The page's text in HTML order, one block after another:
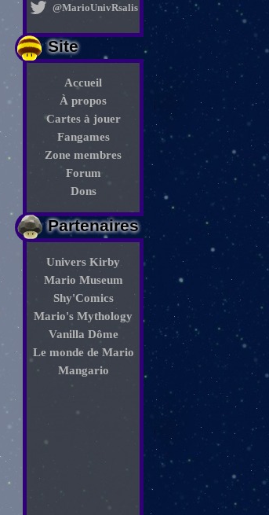
@MarioUnivRsalis
Site
Accueil
À propos
Cartes à jouer
Fangames
Zone membres
Forum
Dons
Partenaires
Univers Kirby
Mario Museum
Shy'Comics
Mario's Mythology
Vanilla Dôme
Le monde de Mario
Mangario